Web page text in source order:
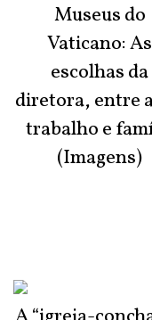
Museus do
Vaticano: As
escolhas da
diretora, entre
trabalho e
(Imagens)